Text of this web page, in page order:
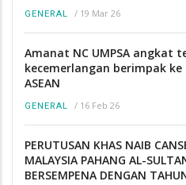
GENERAL / 19 Mar 26
Amanat NC UMPSA angkat
kecemerlangan berimpak
ASEAN
GENERAL / 16 Feb 26
PERUTUSAN KHAS NAIB
MALAYSIA PAHANG AL-
BERSEMPENA DENGAN